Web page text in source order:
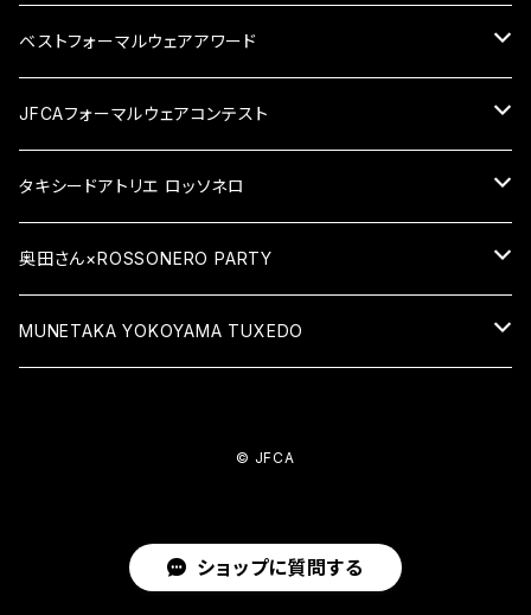
ベストフォーマルウェアアワード
VIP席
1人席
ペア席
一般席
1人席
ペア席
JFCAフォーマルウェアコンテスト
応援チケット
2025応援チケット
その他
タキシードアトリエ ロッソネロ
オーダータキシード
レンタルタキシード
奥田さん×ROSSONERO PARTY
Xmas PARTY
MUNETAKA YOKOYAMA TUXEDO
© JFCA
ショップに質問する